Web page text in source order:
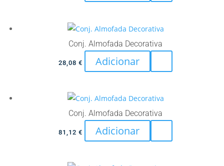
Conj. Almofada Decorativa
28,08 € Adicionar
Conj. Almofada Decorativa
81,12 € Adicionar